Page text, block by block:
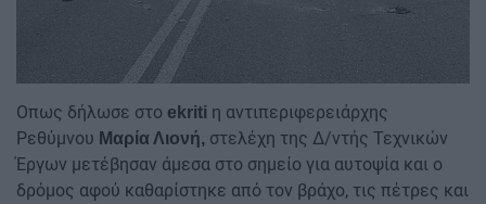
Οπως δήλωσε στο ekriti η αντιπεριφερειάρχης
Ρεθύμνου Μαρία Λιονή, στελέχη της Δ/ντής Τεχνικών
Έργων μετέβησαν άμεσα στο σημείο για αυτοψία και ο
δρόμος αφού καθαρίστηκε από τον βράχο, τις πέτρες και